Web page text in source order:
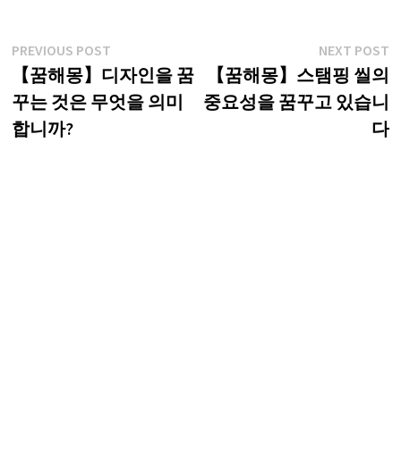
글
탐
색
PREVIOUS POSTPrevious
post:
【꿈해몽】디자인을 꿈
꾸는 것은 무엇을 의미
합니까?
NEXT POST
【꿈해몽】스탬핑 씰의
중요성을 꿈꾸고 있습니
다